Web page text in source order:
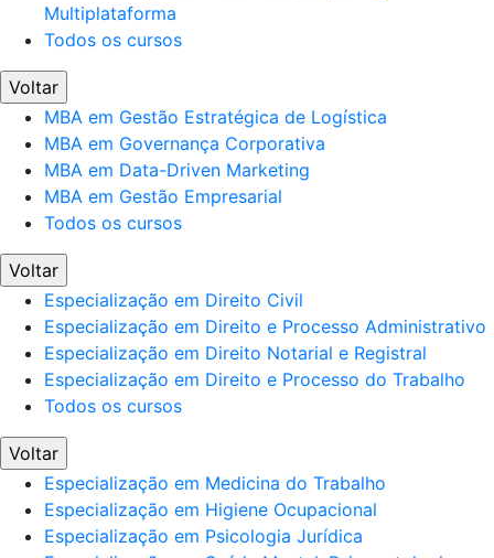
Multiplataforma
Todos os cursos
Voltar
MBA em Gestão Estratégica de Logística
MBA em Governança Corporativa
MBA em Data-Driven Marketing
MBA em Gestão Empresarial
Todos os cursos
Voltar
Especialização em Direito Civil
Especialização em Direito e Processo Administrativo
Especialização em Direito Notarial e Registral
Especialização em Direito e Processo do Trabalho
Todos os cursos
Voltar
Especialização em Medicina do Trabalho
Especialização em Higiene Ocupacional
Especialização em Psicologia Jurídica